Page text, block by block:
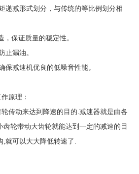
递减形式划分，与传统的等比例划分相
保证质量的稳定性。
止漏油。
保减速机优良的低噪音性能。
原理：
传动来达到降速的目的.减速器就是由各
轮带动大齿轮就能达到一定的减速的目
就可以大大降低转速了.